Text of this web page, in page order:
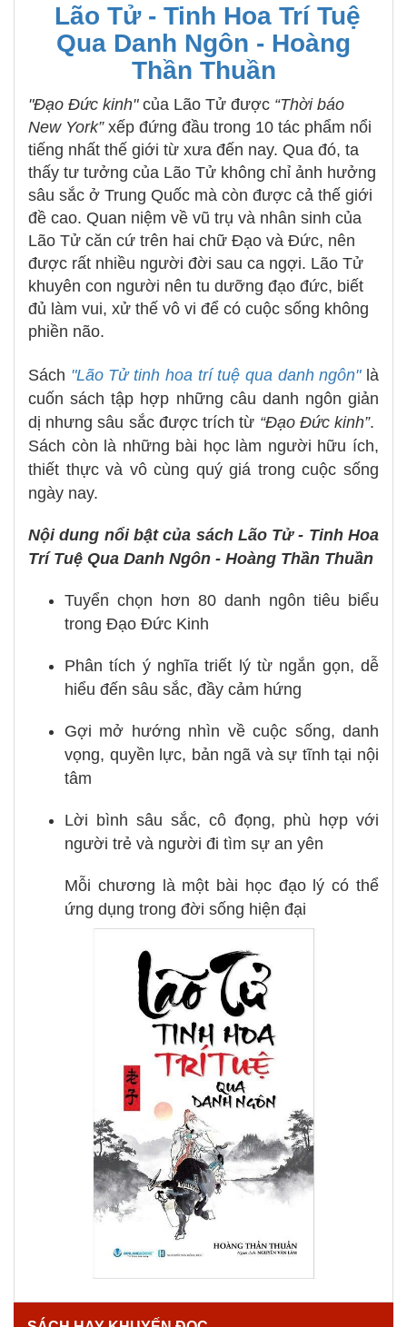
Lão Tử - Tinh Hoa Trí Tuệ
Qua Danh Ngôn - Hoàng
Thần Thuần
"Đạo Đức kinh"của Lão Tử được “Thời báo
New York”xếp đứng đầu trong 10 tác phẩm nổi
tiếng nhất thế giới từ xưa đến nay. Qua đó, ta
thấy tư tưởng của Lão Tử không chỉ ảnh hưởng
sâu sắc ở Trung Quốc mà còn được cả thế giới
đề cao. Quan niệm về vũ trụ và nhân sinh của
Lão Tử căn cứ trên hai chữ Đạo và Đức, nên
được rất nhiều người đời sau ca ngợi. Lão Tử
khuyên con người nên tu dưỡng đạo đức, biết
đủ làm vui, xử thế vô vi để có cuộc sống không
phiền não.
Sách "Lão Tử tinh hoa trí tuệ qua danh ngôn"là
cuốn sách tập hợp những câu danh ngôn giản
dị nhưng sâu sắc được trích từ “Đạo Đức kinh”.
Sách còn là những bài học làm người hữu ích,
thiết thực và vô cùng quý giá trong cuộc sống
ngày nay.
Nội dung nổi bật của sách Lão Tử - Tinh Hoa
Trí Tuệ Qua Danh Ngôn - Hoàng Thần Thuần
Tuyển chọn hơn 80 danh ngôn tiêu biểu
trong Đạo Đức Kinh
Phân tích ý nghĩa triết lý từ ngắn gọn, dễ
hiểu đến sâu sắc, đầy cảm hứng
Gợi mở hướng nhìn về cuộc sống, danh
vọng, quyền lực, bản ngã và sự tĩnh tại nội
tâm
Lời bình sâu sắc, cô đọng, phù hợp với
người trẻ và người đi tìm sự an yên
Mỗi chương là một bài học đạo lý có thể
ứng dụng trong đời sống hiện đại